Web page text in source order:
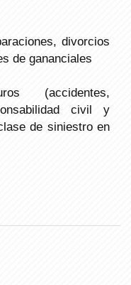
divorcios
de gananciales
(accidentes,
civil y
de siniestro en